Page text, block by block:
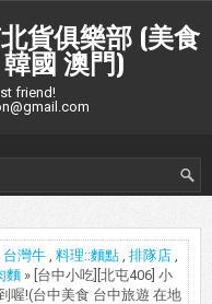
貨俱樂部 (美食
國 澳門)
friend!
台灣牛 , 料理::麵點 , 排隊店 ,
麵 » [台中小吃][北屯406] 小
喔!(台中美食 台中旅遊 在地